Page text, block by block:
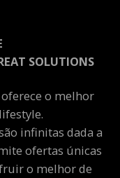
SOLUTIONS
oferece o melhor
infinitas dada a
ofertas únicas
o melhor de